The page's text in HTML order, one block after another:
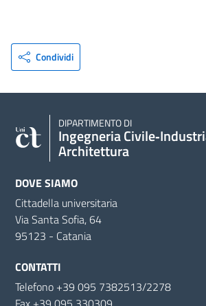
Condividi
DIPARTIMENTO DI
Ingegneria
Architettura
DOVE SIAMO
Cittadella universitaria
Via Santa Sofia, 64
95123 - Catania
CONTATTI
Telefono +39 095 7382513/2278